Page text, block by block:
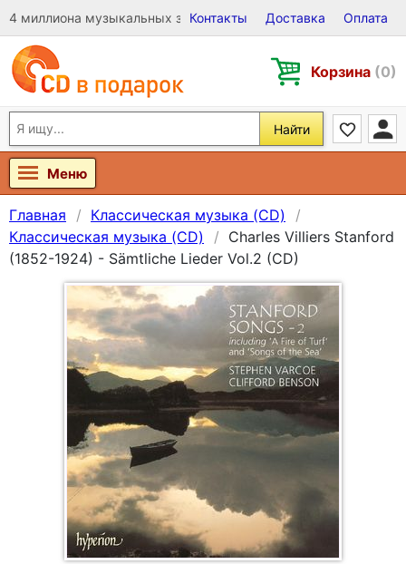
4 миллиона музыкальных записей на Виниле, CD и DVD
Контакты Доставка Оплата
Корзина (0)
Найти
Меню
Главная
Классическая музыка (CD)
Классическая музыка (CD)
Charles Villiers Stanford
(1852-1924) - Sämtliche Lieder Vol.2 (CD)